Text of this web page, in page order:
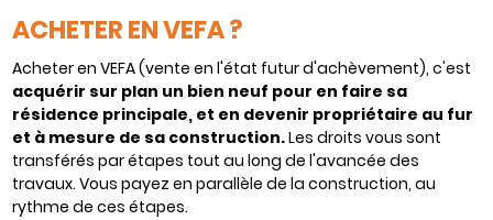
ACHETER EN VEFA ?
Acheter en VEFA (vente en l'état futur d'achèvement), c'est
acquérir sur plan un bien neuf pour en faire sa
résidence principale, et en devenir propriétaire au fur
et à mesure de sa construction.Les droits vous sont
transférés par étapes tout au long de l'avancée des
travaux. Vous payez en parallèle de la construction, au
rythme de ces étapes.